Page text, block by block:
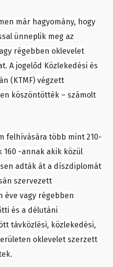
már hagyomány, hogy
ünneplik meg az
régebben oklevelet
A jogelőd Közlekedési és
(KTMF) végzett
köszöntötték – számolt
felhívására több mint 210-
160 -annak akik közül
adták át a díszdiplomát
szervezett
éve vagy régebben
és a délutáni
távközlési, közlekedési,
oklevelet szerzett